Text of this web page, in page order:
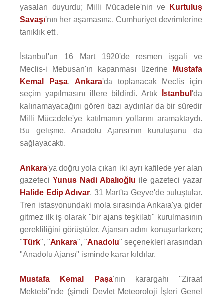
yasaları duyurdu; Milli Mücadele'nin ve
Kurtuluş
Savaşı'nın her aşamasına, Cumhuriyet devrimlerine
tanıklık etti.
İstanbul'un 16 Mart 1920'de resmen işgali ve
Meclis-i Mebusan'ın kapanması üzerine
Mustafa
Kemal Paşa,Ankara'da toplanacak Meclis için
seçim yapılmasını illere bildirdi. Artık
İstanbul 'da
kalınamayacağını gören bazı aydınlar da bir süredir
Milli Mücadele'ye katılmanın yollarını aramaktaydı.
Bu gelişme, Anadolu Ajansı'nın kuruluşunu da
sağlayacaktı.
Ankara'ya doğru yola çıkan iki ayrı kafilede yer alan
gazeteci Yunus Nadi Abalıoğlu ile gazeteci yazar
Halide Edip Adıvar, 31 Mart'ta Geyve'de buluştular.
Tren istasyonundaki mola sırasında Ankara'ya gider
gitmez ilk iş olarak "bir ajans teşkilatı" kurulmasının
gerekliliğini görüştüler. Ajansın adını konuşurlarken;
"Türk", "Ankara", "Anadolu" seçenekleri arasından
"Anadolu Ajansı" isminde karar kıldılar.
Mustafa Kemal Paşa'nın karargahı ''Ziraat
Mektebi''nde (şimdi Devlet Meteoroloji İşleri Genel